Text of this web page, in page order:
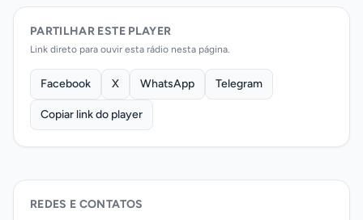
PARTILHAR ESTE PLAYER
Link direto para ouvir esta rádio nesta página.
Facebook X WhatsApp Telegram
Copiar link do player
REDES E CONTATOS